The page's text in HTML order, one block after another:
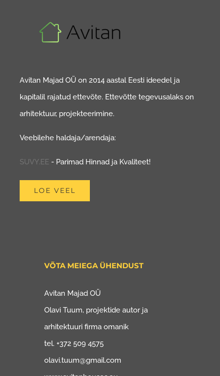
Avitan Majad OÜ on 2014 aastal Eesti ideedel ja
kapitalil rajatud ettevõte. Ettevõtte tegevusalaks on
arhitektuur, projekteerimine.
Veebilehe haldaja/arendaja:
SUVY.EE - Parimad Hinnad ja Kvaliteet!
LOE VEEL
VÕTA MEIEGA ÜHENDUST
Avitan Majad OÜ
Olavi Tuum, projektide autor ja
arhitektuuri firma omanik
tel. +372 509 4575
olavi.tuum@gmail.com